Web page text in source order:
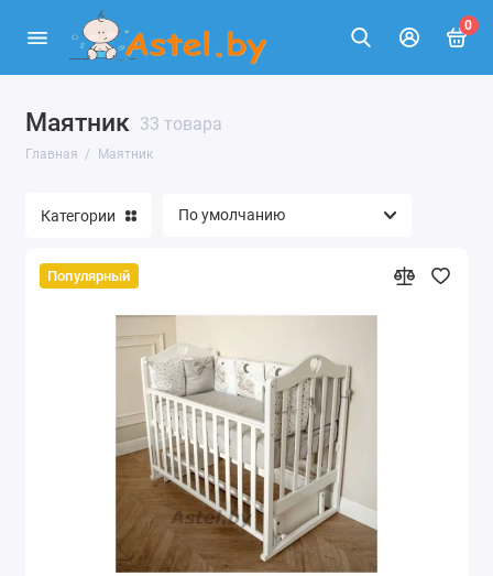
0
Маятник 33 товара
Главная Маятник
Категории
Популярный